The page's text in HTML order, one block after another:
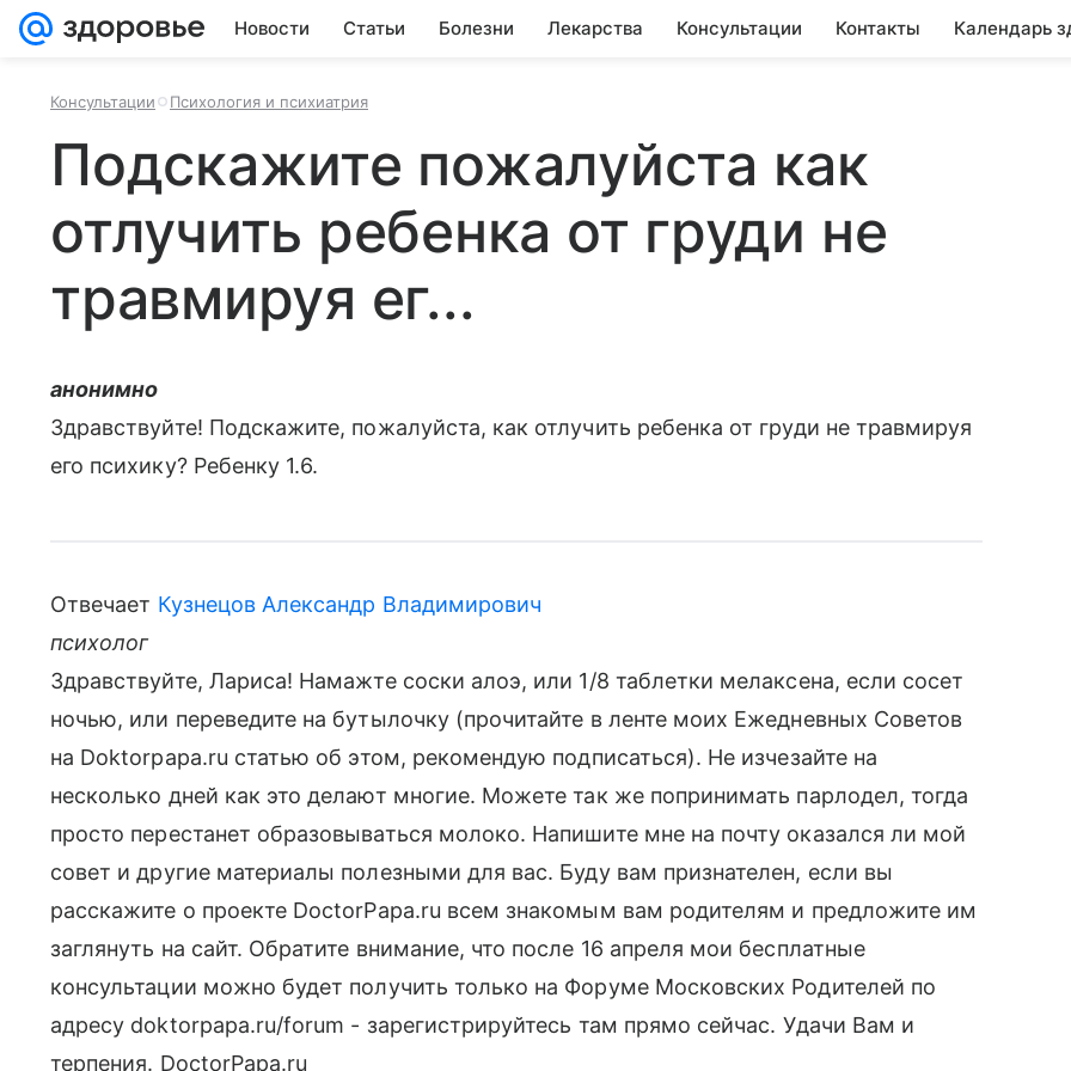
Новости Статьи Болезни Лекарства Консультации Контакты Календарь
Консультации Психология и психиатрия
Подскажите пожалуйста как
отлучить ребенка от груди не
травмируя ег...
анонимно
Здравствуйте! Подскажите, пожалуйста, как отлучить ребенка от груди не травмируя
его психику? Ребенку 1.6.
Отвечает Кузнецов Александр Владимирович
психолог
Здравствуйте, Лариса! Намажте соски алоэ, или 1/8 таблетки мелаксена, если сосет
ночью, или переведите на бутылочку (прочитайте в ленте моих Ежедневных Советов
на Doktorpapa.ru статью об этом, рекомендую подписаться). Не изчезайте на
несколько дней как это делают многие. Можете так же попринимать парлодел, тогда
просто перестанет образовываться молоко. Напишите мне на почту оказался ли мой
совет и другие материалы полезными для вас. Буду вам признателен, если вы
расскажите о проекте DoctorPapa.ru всем знакомым вам родителям и предложите им
заглянуть на сайт. Обратите внимание, что после 16 апреля мои бесплатные
консультации можно будет получить только на Форуме Московских Родителей по
адресу doktorpapa.ru/forum - зарегистрируйтесь там прямо сейчас. Удачи Вам и
терпения. DoctorPapa.ru